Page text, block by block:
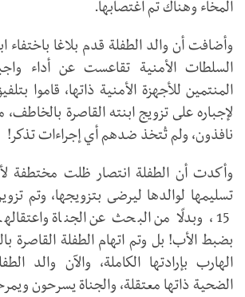
المخاء وهناك تم اغتصابها.
وأضافت أن والد الطفلة قدم بلاغا باختفاء
السلطات الأمنية تقاعست عن أداء
المنتمين للأجهزة الأمنية ذاتها، قاموا
لإجباره على تزويج ابنته القاصرة بالخاطف،
نافذون، ولم تُتخذ ضدهم أي إجراءات تذكر!
وأكدت أن الطفلة انتصار ظلت مختطفة
15، وبدلًا من البحث عن الجناة
بضبط الأب! بل وتم اتهام الطفلة القاصرة
الهارب بإرادتها الكاملة، والآن والد
الضحية ذاتها معتقلة، والجناة يسرحون